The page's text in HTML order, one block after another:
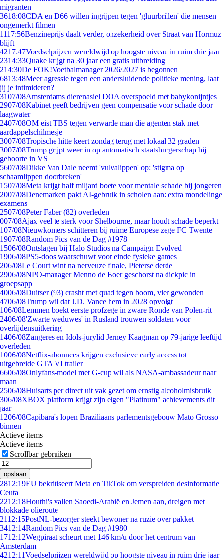
migranten
3618:08CDA en D66 willen ingrijpen tegen 'gluurbrillen' die mensen
ongemerkt filmen
1117:56Benzineprijs daalt verder, onzekerheid over Straat van Hormuz
blijft
4217:47Voedselprijzen wereldwijd op hoogste niveau in ruim drie jaar
2314:33Quake krijgt na 30 jaar een gratis uitbreiding
214:30De FOK!Voetbalmanager 2026/2027 is begonnen
6813:48Meer agressie tegen een andersluidende politieke mening, laat
jij je intimideren?
3107/08Amsterdams dierenasiel DOA overspoeld met babykonijntjes
2907/08Kabinet geeft bedrijven geen compensatie voor schade door
laagwater
2407/08OM eist TBS tegen verwarde man die agenten stak met
aardappelschilmesje
3007/08Tropische hitte keert zondag terug met lokaal 32 graden
3007/08Trump grijpt weer in op automatisch staatsburgerschap bij
geboorte in VS
5607/08Dikke Van Dale neemt 'vulvalippen' op: 'stigma op
schaamlippen doorbreken'
1507/08Meta krijgt half miljard boete voor mentale schade bij jongeren
2007/08Denemarken pakt AI-gebruik in scholen aan: extra mondelinge
examens
2507/08Peter Faber (82) overleden
007/08Ajax veel te sterk voor Shelbourne, maar houdt schade beperkt
107/08Nieuwkomers schitteren bij ruime Europese zege FC Twente
1907/08Random Pics van de Dag #1978
1506/08Ontslagen bij Halo Studios na Campaign Evolved
1906/08PS5-doos waarschuwt voor einde fysieke games
206/08Le Court wint na nerveuze finale, Pieterse derde
2906/08NPO-manager Menno de Boer geschorst na dickpic in
groepsapp
4006/08Duitser (93) crasht met quad tegen boom, vier gewonden
4706/08Trump wil dat J.D. Vance hem in 2028 opvolgt
106/08Lemmen boekt eerste profzege in zware Ronde van Polen-rit
2406/08'Zwarte weduwes' in Rusland trouwen soldaten voor
overlijdensuitkering
1406/08Zangeres en Idols-jurylid Jerney Kaagman op 79-jarige leeftijd
overleden
1006/08Netflix-abonnees krijgen exclusieve early access tot
uitgebreide GTA VI trailer
6606/08Onlyfans-model met G-cup wil als NASA-ambassadeur naar
maan
2506/08Huisarts per direct uit vak gezet om ernstig alcoholmisbruik
306/08XBOX platform krijgt zijn eigen "Platinum" achievements dit
jaar
1206/08Capibara's lopen Braziliaans parlementsgebouw Mato Grosso
binnen
Actieve items
Actieve items
Scrollbar gebruiken
opslaan
2812:19EU bekritiseert Meta en TikTok om verspreiden desinformatie
Ceuta
2212:18Houthi's vallen Saoedi-Arabië en Jemen aan, dreigen met
blokkade olieroute
2112:15PostNL-bezorger steekt bewoner na ruzie over pakket
3412:14Random Pics van de Dag #1980
1712:12Wegpiraat scheurt met 146 km/u door het centrum van
Amsterdam
4212:11Voedselprijzen wereldwijd op hoogste niveau in ruim drie jaar